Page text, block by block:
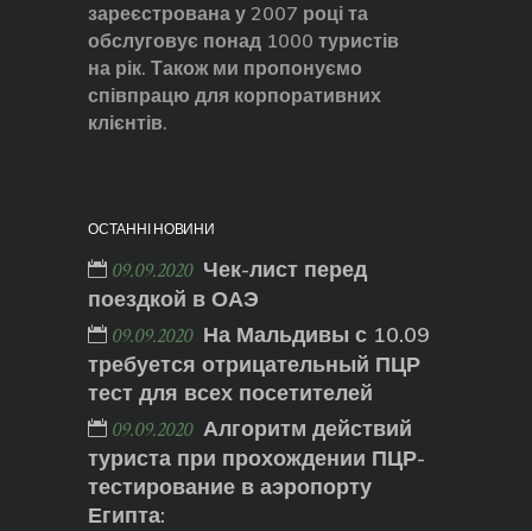
зареєстрована у 2007 році та
обслуговує понад 1000 туристів
на рік. Також ми пропонуємо
співпрацю для корпоративних
клієнтів.
ОСТАННІ НОВИНИ
09.09.2020 Чек-лист перед
поездкой в ОАЭ
09.09.2020 На Мальдивы с 10.09
требуется отрицательный ПЦР
тест для всех посетителей
09.09.2020 Алгоритм действий
туриста при прохождении ПЦР-
тестирование в аэропорту
Египта: